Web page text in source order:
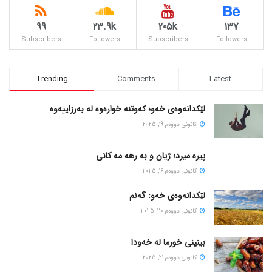
137
Followers
205k
Subscribers
23.9k
Followers
99
Subscribers
Trending Comments Latest
لێکدانەوەی خەو؛ کەوتنە خوارەوە لە بەرزاییەوە
كانونی دووه‌م 19, 2025
پیره میرد؛ ژیان و به رهه مه کانی
كانونی دووه‌م 16, 2025
لێکدانەوەی خەو: گەنم
كانونی دووه‌م 20, 2025
بینینی خورما لە خەودا
كانونی دووه‌م 21, 2025